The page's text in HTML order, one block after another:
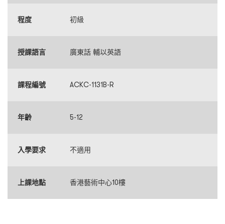
程度 初級
授課語言 廣東話 輔以英語
課程編號 ACKC-1131B-R
年齡 5-12
入學要求 不適用
上課地點 香港藝術中心10樓